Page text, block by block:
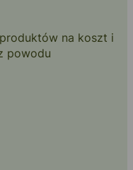
na koszt i
powodu